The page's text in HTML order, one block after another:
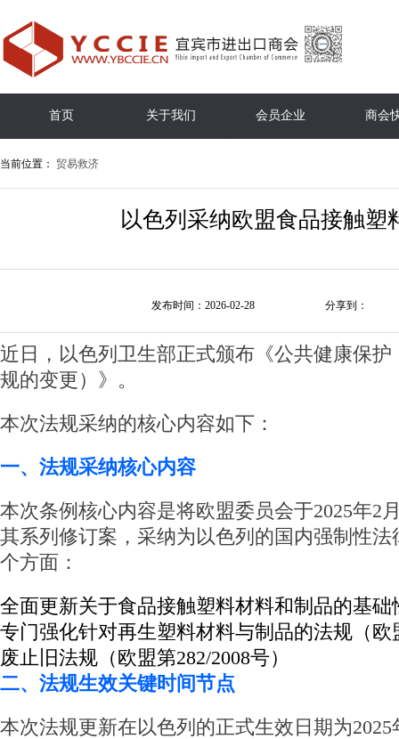
首页 关于我们 会员企业 商会
当前位置： 贸易救济
以色列采纳欧盟食品接触塑
发布时间：2026-02-28 分享到：
近日，以色列卫生部正式颁布《公共健康保
规的变更）》。
本次法规采纳的核心内容如下：
一、法规采纳核心内容
本次条例核心内容是将欧盟委员会于2025年2
其系列修订案，采纳为以色列的国内强制性
个方面：
全面更新关于食品接触塑料材料和制品的基础
专门强化针对再生塑料材料与制品的法规（欧
废止旧法规（欧盟第282/2008号）
二、法规生效关键时间节点
本次法规更新在以色列的正式生效日期为